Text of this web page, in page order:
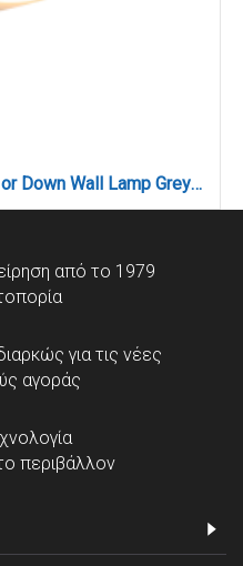
Powell 1xGU10 Outdoor Up or Down Wall Lamp Grey D:9cmx8cm (80200234)
από το 1979
για τις νέες
αγοράς
περιβάλλον